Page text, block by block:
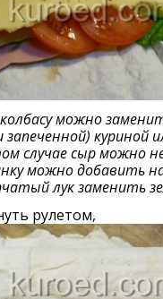
можно
запеченной) куриной
случае сыр можно
можно добавить
лук заменить
рулетом,